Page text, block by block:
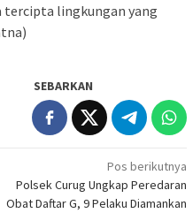
tercipta lingkungan yang
SEBARKAN
Pos berikutnya
Polsek Curug Ungkap Peredaran
Obat Daftar G, 9 Pelaku Diamankan